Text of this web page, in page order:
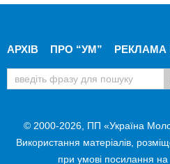
АРХІВ ПРО “УМ” РЕКЛАМА
© 2000-2026, ПП «Україна
Використання матеріалів,
при умові посилання